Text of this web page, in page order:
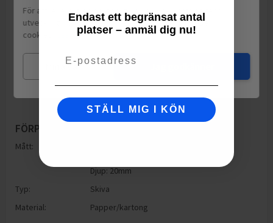
FÖRPACKNING
Mått:
Djup: 20mm
Typ:
Skiva
Material:
Papper/kartong
För att leverera en personlig upplevelse, mäta sajtens
utveckling och ha sociala medier-koppling använder vi
cookies.
Läs mer
Mina val
Endast ett begränsat antal
platser – anmäl dig nu!
STÄLL MIG I KÖN